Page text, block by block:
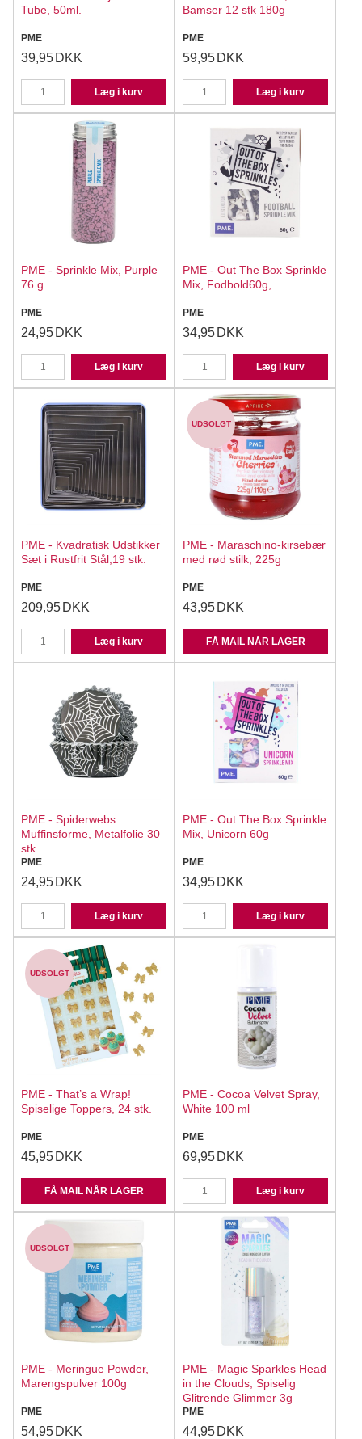
Tube, 50ml.
PME
39,95 DKK
Læg i kurv
Bamser 12 stk 180g
PME
59,95 DKK
Læg i kurv
PME - Sprinkle Mix, Purple
76 g
PME
24,95 DKK
Læg i kurv
PME - Out The Box Sprinkle
Mix, Fodbold60g,
PME
34,95 DKK
Læg i kurv
PME - Kvadratisk Udstikker
Sæt i Rustfrit Stål,19 stk.
PME
209,95 DKK
Læg i kurv
UDSOLGT
PME - Maraschino-kirsebær
med rød stilk, 225g
PME
43,95 DKK
FÅ MAIL NÅR LAGER
PME - Spiderwebs
Muffinsforme, Metalfolie 30
stk.
PME
24,95 DKK
Læg i kurv
PME - Out The Box Sprinkle
Mix, Unicorn 60g
PME
34,95 DKK
Læg i kurv
UDSOLGT
PME - That’s a Wrap!
Spiselige Toppers, 24 stk.
PME
45,95 DKK
FÅ MAIL NÅR LAGER
PME - Cocoa Velvet Spray,
White 100 ml
PME
69,95 DKK
Læg i kurv
UDSOLGT
PME - Meringue Powder,
Marengspulver 100g
PME
54,95 DKK
PME - Magic Sparkles Head
in the Clouds, Spiselig
Glitrende Glimmer 3g
PME
44,95 DKK